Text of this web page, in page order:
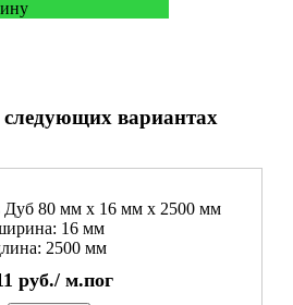
следующих вариантах
Дуб 80 мм х 16 мм х 2500 мм
16 мм
2500 мм
руб./ м.пог